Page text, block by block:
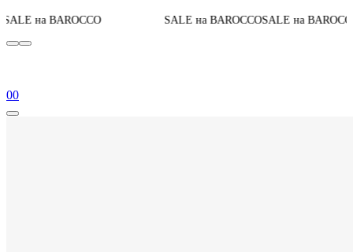
SALE на BAROCCOSALE на BAROCCOДо конца
00